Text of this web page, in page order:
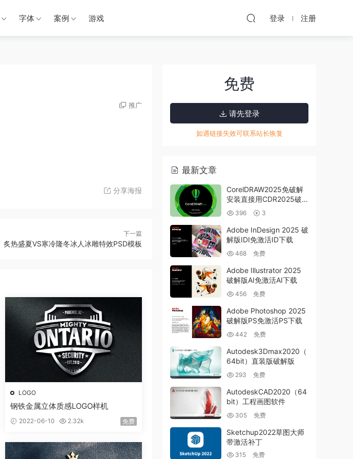
字体 案例 游戏 登录 注册
推广
分享海报
下一篇
炙热盛夏VS寒冷隆冬冰人冰雕特效PSD模板
LOGO
钢铁金属立体质感LOGO样机
2022-06-10 2.32k 免费
免费
请先登录
如遇链接失效可联系站长恢复
最新文章
CorelDRAW2025免破解
安装直接用CDR2025破
解版下载
396 3
Adobe InDesign 2025 破
解版IDI免激活ID下载
468 免费
Adobe Illustrator 2025
破解版AI免激活AI下载
456 免费
Adobe Photoshop 2025
破解版PS免激活PS下载
442 免费
Autodesk3Dmax2020（
64bit）直装版破解版
293 免费
AutodeskCAD2020（64
bit）工程画图软件
305 免费
Sketchup2022草图大师
带激活补丁
315 免费